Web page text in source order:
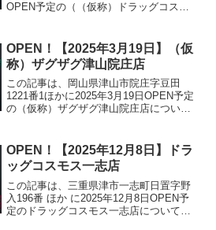
OPEN予定の（（仮称）ドラッグコスモ
OPEN！【2025年3月19日】（仮
称）ザグザグ津山院庄店
この記事は、岡山県津山市院庄字豆田
1221番1ほかに2025年3月19日OPEN予定
の（仮称）ザグザグ津山院庄店について
OPEN！【2025年12月8日】ドラ
ッグコスモス一志店
この記事は、三重県津市一志町日置字野
入196番 ほか に2025年12月8日OPEN予
定のドラッグコスモス一志店について書